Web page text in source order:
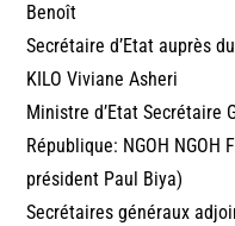
Benoît
Secrétaire d’Etat auprès
KILO Viviane Asheri
Ministre d’Etat Secrétaire
République: NGOH
président Paul Biya)
Secrétaires généraux